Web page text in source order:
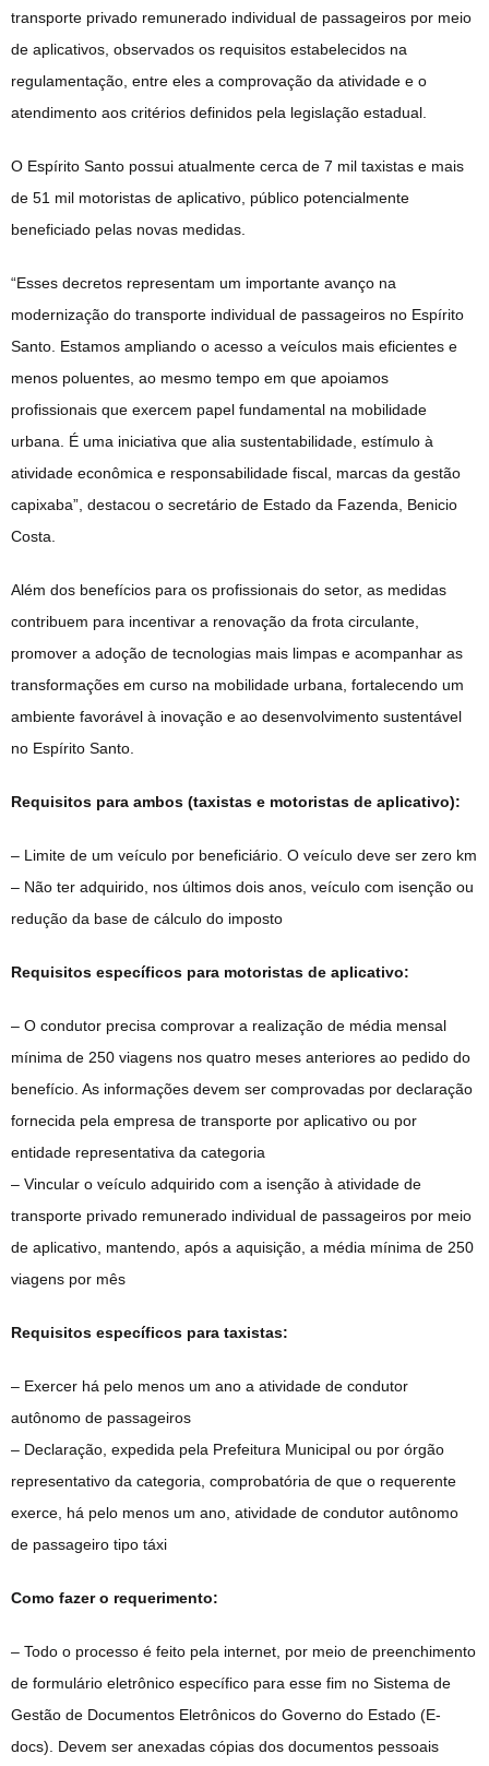
transporte privado remunerado individual de passageiros por meio
de aplicativos, observados os requisitos estabelecidos na
regulamentação, entre eles a comprovação da atividade e o
atendimento aos critérios definidos pela legislação estadual.
O Espírito Santo possui atualmente cerca de 7 mil taxistas e mais
de 51 mil motoristas de aplicativo, público potencialmente
beneficiado pelas novas medidas.
“Esses decretos representam um importante avanço na
modernização do transporte individual de passageiros no Espírito
Santo. Estamos ampliando o acesso a veículos mais eficientes e
menos poluentes, ao mesmo tempo em que apoiamos
profissionais que exercem papel fundamental na mobilidade
urbana. É uma iniciativa que alia sustentabilidade, estímulo à
atividade econômica e responsabilidade fiscal, marcas da gestão
capixaba”, destacou o secretário de Estado da Fazenda, Benicio
Costa.
Além dos benefícios para os profissionais do setor, as medidas
contribuem para incentivar a renovação da frota circulante,
promover a adoção de tecnologias mais limpas e acompanhar as
transformações em curso na mobilidade urbana, fortalecendo um
ambiente favorável à inovação e ao desenvolvimento sustentável
no Espírito Santo.
Requisitos para ambos (taxistas e motoristas de aplicativo):
– Limite de um veículo por beneficiário. O veículo deve ser zero km
– Não ter adquirido, nos últimos dois anos, veículo com isenção ou
redução da base de cálculo do imposto
Requisitos específicos para motoristas de aplicativo:
– O condutor precisa comprovar a realização de média mensal
mínima de 250 viagens nos quatro meses anteriores ao pedido do
benefício. As informações devem ser comprovadas por declaração
fornecida pela empresa de transporte por aplicativo ou por
entidade representativa da categoria
– Vincular o veículo adquirido com a isenção à atividade de
transporte privado remunerado individual de passageiros por meio
de aplicativo, mantendo, após a aquisição, a média mínima de 250
viagens por mês
Requisitos específicos para taxistas:
– Exercer há pelo menos um ano a atividade de condutor
autônomo de passageiros
– Declaração, expedida pela Prefeitura Municipal ou por órgão
representativo da categoria, comprobatória de que o requerente
exerce, há pelo menos um ano, atividade de condutor autônomo
de passageiro tipo táxi
Como fazer o requerimento:
– Todo o processo é feito pela internet, por meio de preenchimento
de formulário eletrônico específico para esse fim no Sistema de
Gestão de Documentos Eletrônicos do Governo do Estado (E-
docs). Devem ser anexadas cópias dos documentos pessoais